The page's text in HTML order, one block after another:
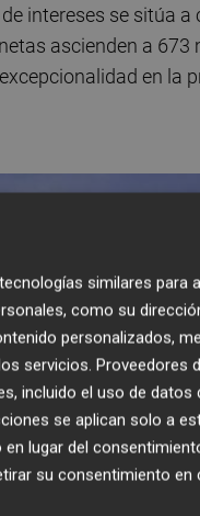
intereses se sitúa a
ascienden a 673
en la
similares para
como su
personalizados,
servicios. Proveedores
incluido el uso de datos
se aplican solo a
lugar del
su consentimiento en